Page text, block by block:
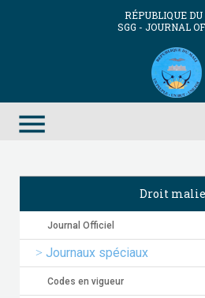
RÉPUBLIQUE
SGG - JOURNAL
menu
Droit
Journal Officiel
Journaux spéciaux
Codes en vigueur